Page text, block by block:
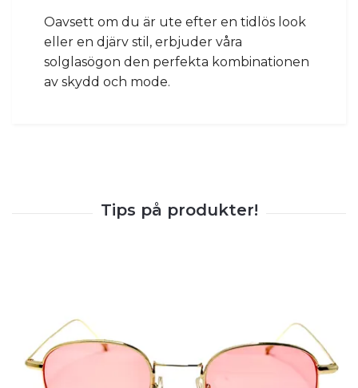
Oavsett om du är ute efter en tidlös look
eller en djärv stil, erbjuder våra
solglasögon den perfekta kombinationen
av skydd och mode.